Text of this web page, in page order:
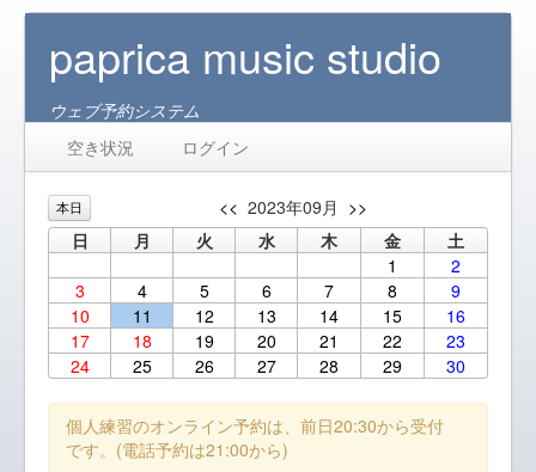
paprica music studio
ウェブ予約システム
空き状況
ログイン
本日 << 2023年09月 >>
日
月 火 水 木 金
土
1
2
3
4 5 6 7 8
9
10
11 12 13 14 15
16
17
18 19 20 21 22
23
24
25 26 27 28 29 30
個人練習のオンライン予約は、前日20:30から受付
です。(電話予約は21:00から)